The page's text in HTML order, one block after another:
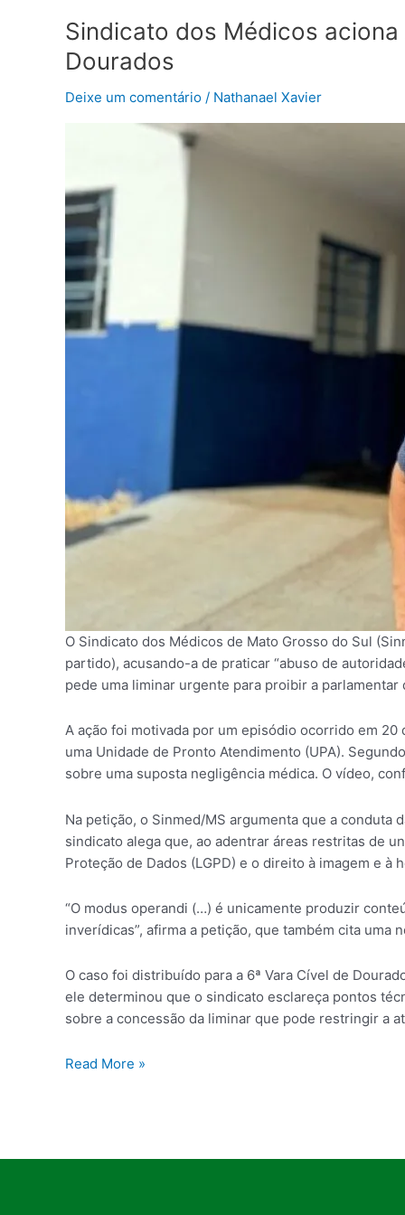
Sindicato dos Médicos
Dourados
Deixe um comentário / Nathanael Xavier
O Sindicato dos Médicos de Mato Grosso do Sul
partido), acusando-a de praticar “abuso de
pede uma liminar urgente para proibir a
A ação foi motivada por um episódio ocorrido em
uma Unidade de Pronto Atendimento (UPA).
sobre uma suposta negligência médica. O vídeo,
Na petição, o Sinmed/MS argumenta que a conduta
sindicato alega que, ao adentrar áreas restritas de
Proteção de Dados (LGPD) e o direito à imagem e à
“O modus operandi (…) é unicamente produzir
inverídicas”, afirma a petição, que também cita uma
O caso foi distribuído para a 6ª Vara Cível de
ele determinou que o sindicato esclareça pontos
sobre a concessão da liminar que pode restringir a
Read More »